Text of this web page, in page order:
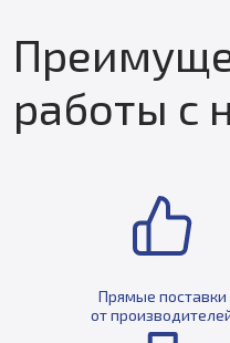
работы с
Прямые поставки
от